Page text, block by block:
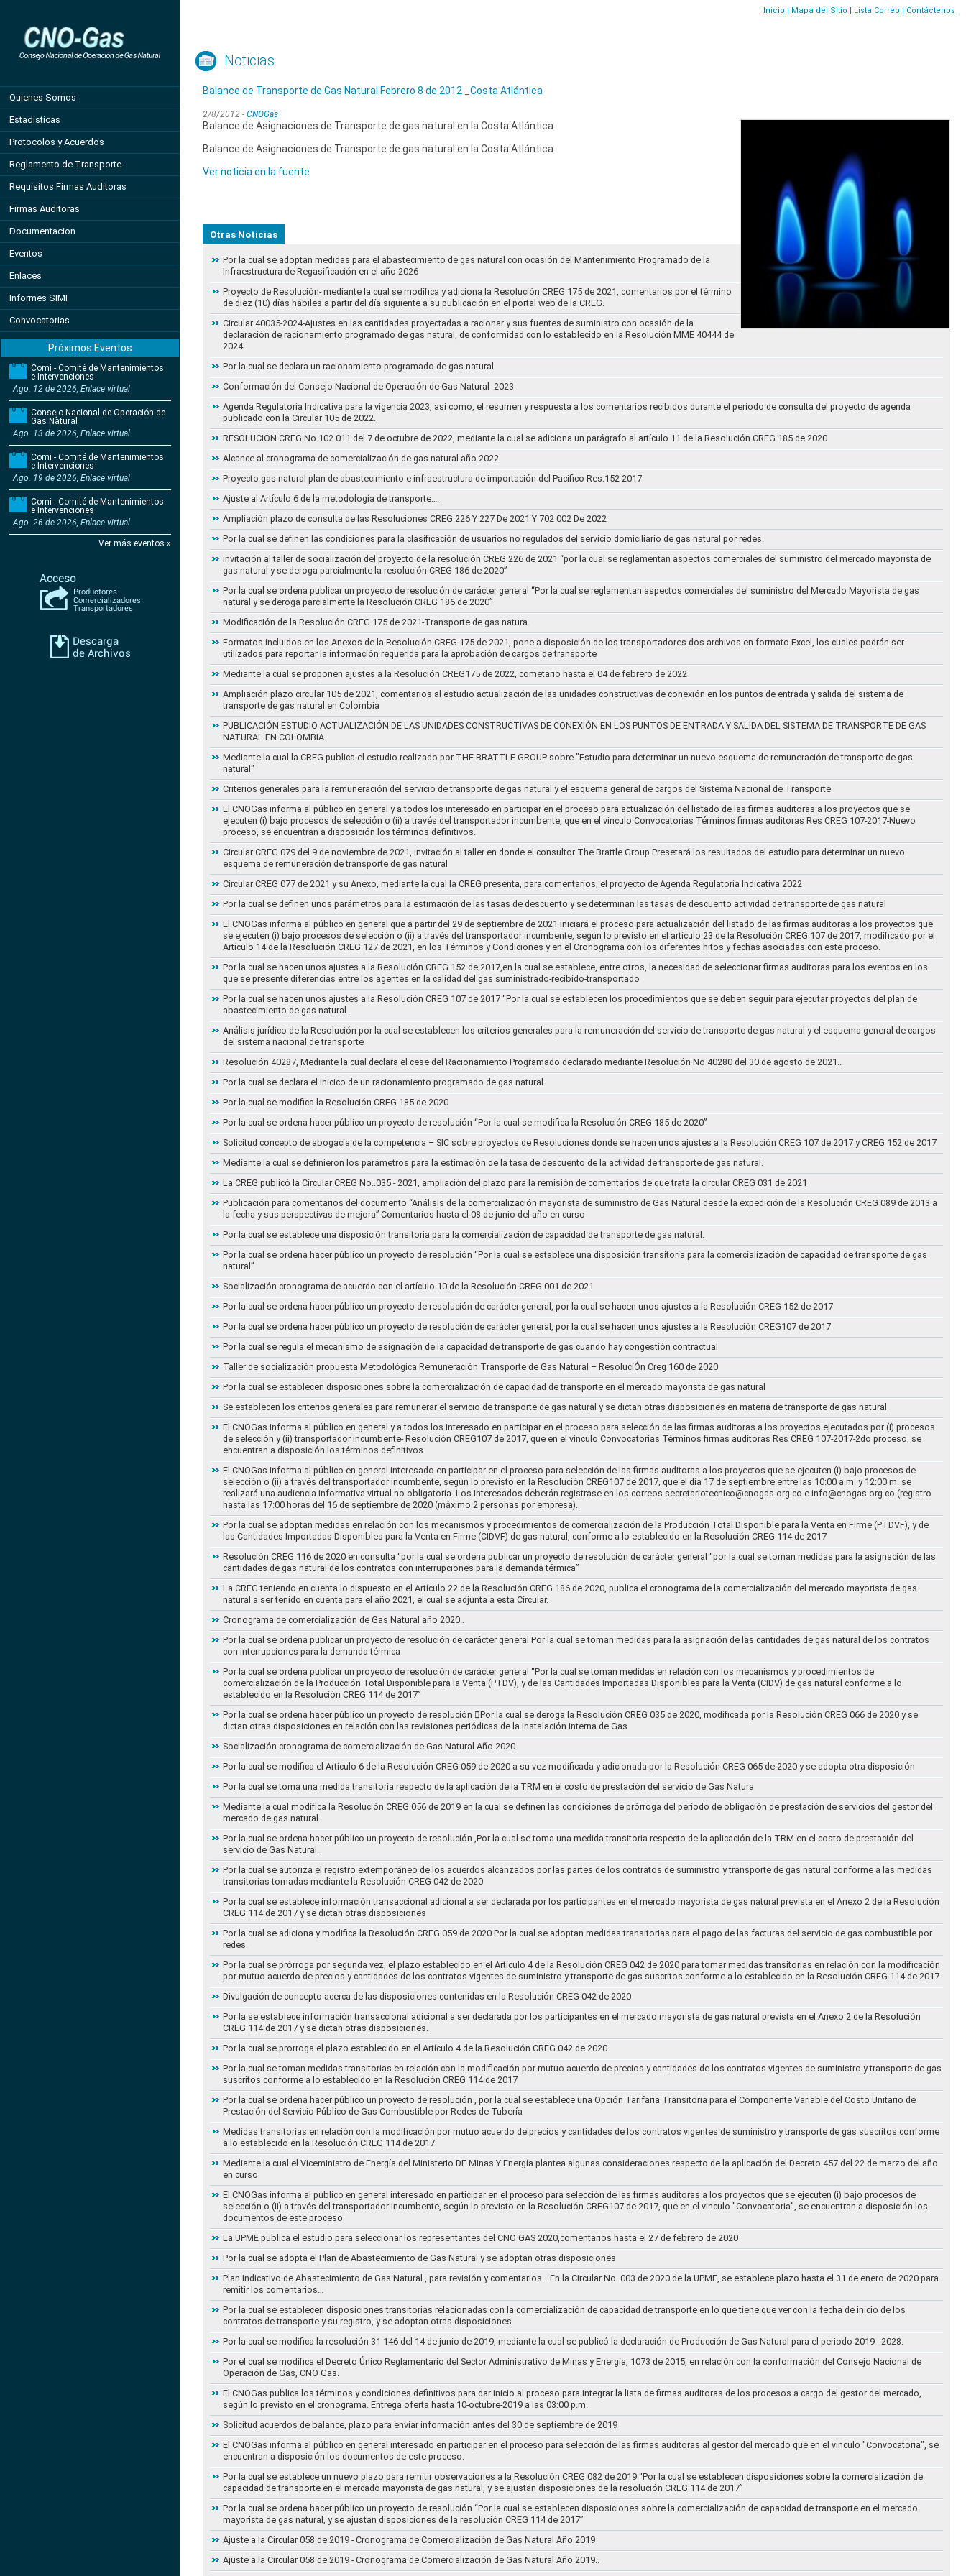
Quienes Somos
Estadisticas
Protocolos y Acuerdos
Reglamento de Transporte
Requisitos Firmas Auditoras
Firmas Auditoras
Documentacion
Eventos
Enlaces
Informes SIMI
Convocatorias
Próximos Eventos
Comi - Comité de Mantenimientos
e Intervenciones
Ago. 12 de 2026, Enlace virtual
Consejo Nacional de Operación de
Gas Natural
Ago. 13 de 2026, Enlace virtual
Comi - Comité de Mantenimientos
e Intervenciones
Ago. 19 de 2026, Enlace virtual
Comi - Comité de Mantenimientos
e Intervenciones
Ago. 26 de 2026, Enlace virtual
Ver más eventos »
Inicio | Mapa del Sitio | Lista Correo | Contáctenos
Noticias
Balance de Transporte de Gas Natural Febrero 8 de 2012 _Costa Atlántica
2/8/2012 - CNOGas
Balance de Asignaciones de Transporte de gas natural en la Costa Atlántica
Balance de Asignaciones de Transporte de gas natural en la Costa Atlántica
Ver noticia en la fuente
Otras Noticias
Por la cual se adoptan medidas para el abastecimiento de gas natural con ocasión del Mantenimiento Programado de la
Infraestructura de Regasificación en el año 2026
Proyecto de Resolución- mediante la cual se modifica y adiciona la Resolución CREG 175 de 2021, comentarios por el término
de diez (10) días hábiles a partir del día siguiente a su publicación en el portal web de la CREG.
Circular 40035-2024-Ajustes en las cantidades proyectadas a racionar y sus fuentes de suministro con ocasión de la
declaración de racionamiento programado de gas natural, de conformidad con lo establecido en la Resolución MME 40444 de
2024
Por la cual se declara un racionamiento programado de gas natural
Conformación del Consejo Nacional de Operación de Gas Natural -2023
Agenda Regulatoria Indicativa para la vigencia 2023, así como, el resumen y respuesta a los comentarios recibidos durante el período de consulta del proyecto de agenda
publicado con la Circular 105 de 2022.
RESOLUCIÓN CREG No.102 011 del 7 de octubre de 2022, mediante la cual se adiciona un parágrafo al artículo 11 de la Resolución CREG 185 de 2020
Alcance al cronograma de comercialización de gas natural año 2022
Proyecto gas natural plan de abastecimiento e infraestructura de importación del Pacifico Res.152-2017
Ajuste al Artículo 6 de la metodología de transporte….
Ampliación plazo de consulta de las Resoluciones CREG 226 Y 227 De 2021 Y 702 002 De 2022
Por la cual se definen las condiciones para la clasificación de usuarios no regulados del servicio domiciliario de gas natural por redes.
invitación al taller de socialización del proyecto de la resolución CREG 226 de 2021 “por la cual se reglamentan aspectos comerciales del suministro del mercado mayorista de
gas natural y se deroga parcialmente la resolución CREG 186 de 2020”
Por la cual se ordena publicar un proyecto de resolución de carácter general “Por la cual se reglamentan aspectos comerciales del suministro del Mercado Mayorista de gas
natural y se deroga parcialmente la Resolución CREG 186 de 2020”
Modificación de la Resolución CREG 175 de 2021-Transporte de gas natura.
Formatos incluidos en los Anexos de la Resolución CREG 175 de 2021, pone a disposición de los transportadores dos archivos en formato Excel, los cuales podrán ser
utilizados para reportar la información requerida para la aprobación de cargos de transporte
Mediante la cual se proponen ajustes a la Resolución CREG175 de 2022, cometario hasta el 04 de febrero de 2022
Ampliación plazo circular 105 de 2021, comentarios al estudio actualización de las unidades constructivas de conexión en los puntos de entrada y salida del sistema de
transporte de gas natural en Colombia
PUBLICACIÓN ESTUDIO ACTUALIZACIÓN DE LAS UNIDADES CONSTRUCTIVAS DE CONEXIÓN EN LOS PUNTOS DE ENTRADA Y SALIDA DEL SISTEMA DE TRANSPORTE DE GAS
NATURAL EN COLOMBIA
Mediante la cual la CREG publica el estudio realizado por THE BRATTLE GROUP sobre "Estudio para determinar un nuevo esquema de remuneración de transporte de gas
natural"
Criterios generales para la remuneración del servicio de transporte de gas natural y el esquema general de cargos del Sistema Nacional de Transporte
El CNOGas informa al público en general y a todos los interesado en participar en el proceso para actualización del listado de las firmas auditoras a los proyectos que se
ejecuten (i) bajo procesos de selección o (ii) a través del transportador incumbente, que en el vinculo Convocatorias Términos firmas auditoras Res CREG 107-2017-Nuevo
proceso, se encuentran a disposición los términos definitivos.
Circular CREG 079 del 9 de noviembre de 2021, invitación al taller en donde el consultor The Brattle Group Presetará los resultados del estudio para determinar un nuevo
esquema de remuneración de transporte de gas natural
Circular CREG 077 de 2021 y su Anexo, mediante la cual la CREG presenta, para comentarios, el proyecto de Agenda Regulatoria Indicativa 2022
Por la cual se definen unos parámetros para la estimación de las tasas de descuento y se determinan las tasas de descuento actividad de transporte de gas natural
El CNOGas informa al público en general que a partir del 29 de septiembre de 2021 iniciará el proceso para actualización del listado de las firmas auditoras a los proyectos que
se ejecuten (i) bajo procesos de selección o (ii) a través del transportador incumbente, según lo previsto en el artículo 23 de la Resolución CREG 107 de 2017, modificado por el
Artículo 14 de la Resolución CREG 127 de 2021, en los Términos y Condiciones y en el Cronograma con los diferentes hitos y fechas asociadas con este proceso.
Por la cual se hacen unos ajustes a la Resolución CREG 152 de 2017,en la cual se establece, entre otros, la necesidad de seleccionar firmas auditoras para los eventos en los
que se presente diferencias entre los agentes en la calidad del gas suministrado-recibido-transportado
Por la cual se hacen unos ajustes a la Resolución CREG 107 de 2017 “Por la cual se establecen los procedimientos que se deben seguir para ejecutar proyectos del plan de
abastecimiento de gas natural.
Análisis jurídico de la Resolución por la cual se establecen los criterios generales para la remuneración del servicio de transporte de gas natural y el esquema general de cargos
del sistema nacional de transporte
Resolución 40287, Mediante la cual declara el cese del Racionamiento Programado declarado mediante Resolución No 40280 del 30 de agosto de 2021..
Por la cual se declara el inicico de un racionamiento programado de gas natural
Por la cual se modifica la Resolución CREG 185 de 2020
Por la cual se ordena hacer público un proyecto de resolución “Por la cual se modifica la Resolución CREG 185 de 2020”
Solicitud concepto de abogacía de la competencia – SIC sobre proyectos de Resoluciones donde se hacen unos ajustes a la Resolución CREG 107 de 2017 y CREG 152 de 2017
Mediante la cual se definieron los parámetros para la estimación de la tasa de descuento de la actividad de transporte de gas natural.
La CREG publicó la Circular CREG No..035 - 2021, ampliación del plazo para la remisión de comentarios de que trata la circular CREG 031 de 2021
Publicación para comentarios del documento “Análisis de la comercialización mayorista de suministro de Gas Natural desde la expedición de la Resolución CREG 089 de 2013 a
la fecha y sus perspectivas de mejora” Comentarios hasta el 08 de junio del año en curso
Por la cual se establece una disposición transitoria para la comercialización de capacidad de transporte de gas natural.
Por la cual se ordena hacer público un proyecto de resolución “Por la cual se establece una disposición transitoria para la comercialización de capacidad de transporte de gas
natural”
Socialización cronograma de acuerdo con el artículo 10 de la Resolución CREG 001 de 2021
Por la cual se ordena hacer público un proyecto de resolución de carácter general, por la cual se hacen unos ajustes a la Resolución CREG 152 de 2017
Por la cual se ordena hacer público un proyecto de resolución de carácter general, por la cual se hacen unos ajustes a la Resolución CREG107 de 2017
Por la cual se regula el mecanismo de asignación de la capacidad de transporte de gas cuando hay congestión contractual
Taller de socialización propuesta Metodológica Remuneración Transporte de Gas Natural – ResoluciÓn Creg 160 de 2020
Por la cual se establecen disposiciones sobre la comercialización de capacidad de transporte en el mercado mayorista de gas natural
Se establecen los criterios generales para remunerar el servicio de transporte de gas natural y se dictan otras disposiciones en materia de transporte de gas natural
El CNOGas informa al público en general y a todos los interesado en participar en el proceso para selección de las firmas auditoras a los proyectos ejecutados por (i) procesos
de selección y (ii) transportador incumbente- Resolución CREG107 de 2017, que en el vinculo Convocatorias Términos firmas auditoras Res CREG 107-2017-2do proceso, se
encuentran a disposición los términos definitivos.
El CNOGas informa al público en general interesado en participar en el proceso para selección de las firmas auditoras a los proyectos que se ejecuten (i) bajo procesos de
selección o (ii) a través del transportador incumbente, según lo previsto en la Resolución CREG107 de 2017, que el día 17 de septiembre entre las 10:00 a.m. y 12:00 m. se
realizará una audiencia informativa virtual no obligatoria. Los interesados deberán registrase en los correos secretariotecnico@cnogas.org.co e info@cnogas.org.co (registro
hasta las 17:00 horas del 16 de septiembre de 2020 (máximo 2 personas por empresa).
Por la cual se adoptan medidas en relación con los mecanismos y procedimientos de comercialización de la Producción Total Disponible para la Venta en Firme (PTDVF), y de
las Cantidades Importadas Disponibles para la Venta en Firme (CIDVF) de gas natural, conforme a lo establecido en la Resolución CREG 114 de 2017
Resolución CREG 116 de 2020 en consulta “por la cual se ordena publicar un proyecto de resolución de carácter general “por la cual se toman medidas para la asignación de las
cantidades de gas natural de los contratos con interrupciones para la demanda térmica”
La CREG teniendo en cuenta lo dispuesto en el Artículo 22 de la Resolución CREG 186 de 2020, publica el cronograma de la comercialización del mercado mayorista de gas
natural a ser tenido en cuenta para el año 2021, el cual se adjunta a esta Circular.
Cronograma de comercialización de Gas Natural año 2020..
Por la cual se ordena publicar un proyecto de resolución de carácter general Por la cual se toman medidas para la asignación de las cantidades de gas natural de los contratos
con interrupciones para la demanda térmica
Por la cual se ordena publicar un proyecto de resolución de carácter general “Por la cual se toman medidas en relación con los mecanismos y procedimientos de
comercialización de la Producción Total Disponible para la Venta (PTDV), y de las Cantidades Importadas Disponibles para la Venta (CIDV) de gas natural conforme a lo
establecido en la Resolución CREG 114 de 2017”
Por la cual se ordena hacer público un proyecto de resolución 􀂴Por la cual se deroga la Resolución CREG 035 de 2020, modificada por la Resolución CREG 066 de 2020 y se
dictan otras disposiciones en relación con las revisiones periódicas de la instalación interna de Gas
Socialización cronograma de comercialización de Gas Natural Año 2020
Por la cual se modifica el Artículo 6 de la Resolución CREG 059 de 2020 a su vez modificada y adicionada por la Resolución CREG 065 de 2020 y se adopta otra disposición
Por la cual se toma una medida transitoria respecto de la aplicación de la TRM en el costo de prestación del servicio de Gas Natura
Mediante la cual modifica la Resolución CREG 056 de 2019 en la cual se definen las condiciones de prórroga del período de obligación de prestación de servicios del gestor del
mercado de gas natural.
Por la cual se ordena hacer público un proyecto de resolución ,Por la cual se toma una medida transitoria respecto de la aplicación de la TRM en el costo de prestación del
servicio de Gas Natural.
Por la cual se autoriza el registro extemporáneo de los acuerdos alcanzados por las partes de los contratos de suministro y transporte de gas natural conforme a las medidas
transitorias tomadas mediante la Resolución CREG 042 de 2020
Por la cual se establece información transaccional adicional a ser declarada por los participantes en el mercado mayorista de gas natural prevista en el Anexo 2 de la Resolución
CREG 114 de 2017 y se dictan otras disposiciones
Por la cual se adiciona y modifica la Resolución CREG 059 de 2020 Por la cual se adoptan medidas transitorias para el pago de las facturas del servicio de gas combustible por
redes.
Por la cual se prórroga por segunda vez, el plazo establecido en el Artículo 4 de la Resolución CREG 042 de 2020 para tomar medidas transitorias en relación con la modificación
por mutuo acuerdo de precios y cantidades de los contratos vigentes de suministro y transporte de gas suscritos conforme a lo establecido en la Resolución CREG 114 de 2017
Divulgación de concepto acerca de las disposiciones contenidas en la Resolución CREG 042 de 2020
Por la se establece información transaccional adicional a ser declarada por los participantes en el mercado mayorista de gas natural prevista en el Anexo 2 de la Resolución
CREG 114 de 2017 y se dictan otras disposiciones.
Por la cual se prorroga el plazo establecido en el Artículo 4 de la Resolución CREG 042 de 2020
Por la cual se toman medidas transitorias en relación con la modificación por mutuo acuerdo de precios y cantidades de los contratos vigentes de suministro y transporte de gas
suscritos conforme a lo establecido en la Resolución CREG 114 de 2017
Por la cual se ordena hacer público un proyecto de resolución , por la cual se establece una Opción Tarifaria Transitoria para el Componente Variable del Costo Unitario de
Prestación del Servicio Público de Gas Combustible por Redes de Tubería
Medidas transitorias en relación con la modificación por mutuo acuerdo de precios y cantidades de los contratos vigentes de suministro y transporte de gas suscritos conforme
a lo establecido en la Resolución CREG 114 de 2017
Mediante la cual el Viceministro de Energía del Ministerio DE Minas Y Energía plantea algunas consideraciones respecto de la aplicación del Decreto 457 del 22 de marzo del año
en curso
El CNOGas informa al público en general interesado en participar en el proceso para selección de las firmas auditoras a los proyectos que se ejecuten (i) bajo procesos de
selección o (ii) a través del transportador incumbente, según lo previsto en la Resolución CREG107 de 2017, que en el vinculo "Convocatoria", se encuentran a disposición los
documentos de este proceso
La UPME publica el estudio para seleccionar los representantes del CNO GAS 2020,comentarios hasta el 27 de febrero de 2020
Por la cual se adopta el Plan de Abastecimiento de Gas Natural y se adoptan otras disposiciones
Plan Indicativo de Abastecimiento de Gas Natural , para revisión y comentarios….En la Circular No. 003 de 2020 de la UPME, se establece plazo hasta el 31 de enero de 2020 para
remitir los comentarios…
Por la cual se establecen disposiciones transitorias relacionadas con la comercialización de capacidad de transporte en lo que tiene que ver con la fecha de inicio de los
contratos de transporte y su registro, y se adoptan otras disposiciones
Por la cual se modifica la resolución 31 146 del 14 de junio de 2019, mediante la cual se publicó la declaración de Producción de Gas Natural para el periodo 2019 - 2028.
Por el cual se modifica el Decreto Único Reglamentario del Sector Administrativo de Minas y Energía, 1073 de 2015, en relación con la conformación del Consejo Nacional de
Operación de Gas, CNO Gas.
El CNOGas publica los términos y condiciones definitivos para dar inicio al proceso para integrar la lista de firmas auditoras de los procesos a cargo del gestor del mercado,
según lo previsto en el cronograma. Entrega oferta hasta 10-octubre-2019 a las 03:00 p.m.
Solicitud acuerdos de balance, plazo para enviar información antes del 30 de septiembre de 2019
El CNOGas informa al público en general interesado en participar en el proceso para selección de las firmas auditoras al gestor del mercado que en el vinculo "Convocatoria", se
encuentran a disposición los documentos de este proceso.
Por la cual se establece un nuevo plazo para remitir observaciones a la Resolución CREG 082 de 2019 “Por la cual se establecen disposiciones sobre la comercialización de
capacidad de transporte en el mercado mayorista de gas natural, y se ajustan disposiciones de la resolución CREG 114 de 2017”
Por la cual se ordena hacer público un proyecto de resolución “Por la cual se establecen disposiciones sobre la comercialización de capacidad de transporte en el mercado
mayorista de gas natural, y se ajustan disposiciones de la resolución CREG 114 de 2017”
Ajuste a la Circular 058 de 2019 - Cronograma de Comercialización de Gas Natural Año 2019
Ajuste a la Circular 058 de 2019 - Cronograma de Comercialización de Gas Natural Año 2019..